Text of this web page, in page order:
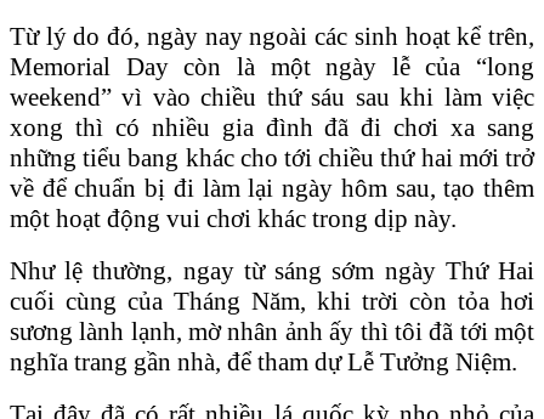
Từ lý do đó, ngày nay ngoài các sinh hoạt kể trên,
Memorial Day còn là một ngày lễ của “long
weekend” vì vào chiều thứ sáu sau khi làm việc
xong thì có nhiều gia đình đã đi chơi xa sang
những tiểu bang khác cho tới chiều thứ hai mới trở
về để chuẩn bị đi làm lại ngày hôm sau, tạo thêm
một hoạt động vui chơi khác trong dịp này.
Như lệ thường, ngay từ sáng sớm ngày Thứ Hai
cuối cùng của Tháng Năm, khi trời còn tỏa hơi
sương lành lạnh, mờ nhân ảnh ấy thì tôi đã tới một
nghĩa trang gần nhà, để tham dự Lễ Tưởng Niệm.